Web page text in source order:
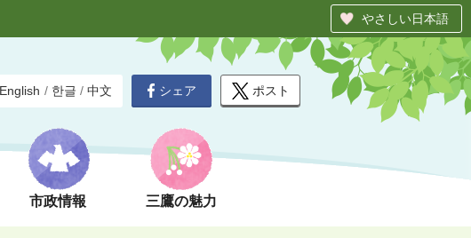
やさしい日本語
English / 한글 / 中文
市政情報 三鷹の魅力
シェア ポスト